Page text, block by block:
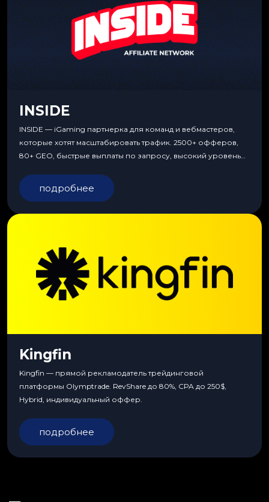
INSIDE
INSIDE — iGaming партнерка для команд и вебмастеров,
которые хотят масштабировать трафик. 2500+ офферов,
80+ GEO, быстрые выплаты по запросу, высокий уровень
подробнее
Kingfin
Kingfin — прямой рекламодатель трейдинговой
платформы Olymptrade. RevShare до 80%, CPA до 250$,
Hybrid, индивидуальный оффер.
подробнее